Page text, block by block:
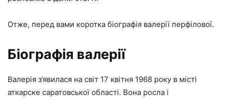
Отже, перед вами коротка біографія валерії перфілової.
Біографія валерії
Валерія з’явилася на світ 17 квітня 1968 року в місті
аткарске саратовської області. Вона росла і